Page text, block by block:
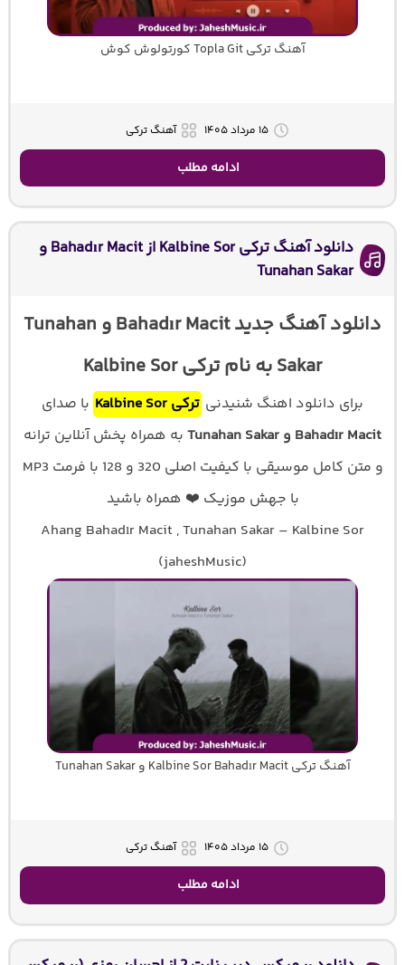
آهنگ ترکی Topla Git کورتولوش کوش
۱۵ مرداد ۱۴۰۵ آهنگ ترکی
ادامه مطلب
دانلود آهنگ ترکی Kalbine Sor از Bahadır Macit و
Tunahan Sakar
دانلود آهنگ جدید Bahadır Macit و Tunahan
Sakar به نام ترکی Kalbine Sor
برای دانلود اهنگ شنیدنی ترکی Kalbine Sor
با صدای
Bahadır Macit و Tunahan Sakar
به همراه پخش آنلاین ترانه
و متن کامل موسیقی با کیفیت اصلی 320 و 128 با فرمت MP3
با جهش موزیک ❤️ همراه باشید
Ahang Bahadır Macit , Tunahan Sakar – Kalbine Sor
(jaheshMusic)
آهنگ ترکی Kalbine Sor Bahadır Macit و Tunahan Sakar
۱۵ مرداد ۱۴۰۵ آهنگ ترکی
ادامه مطلب